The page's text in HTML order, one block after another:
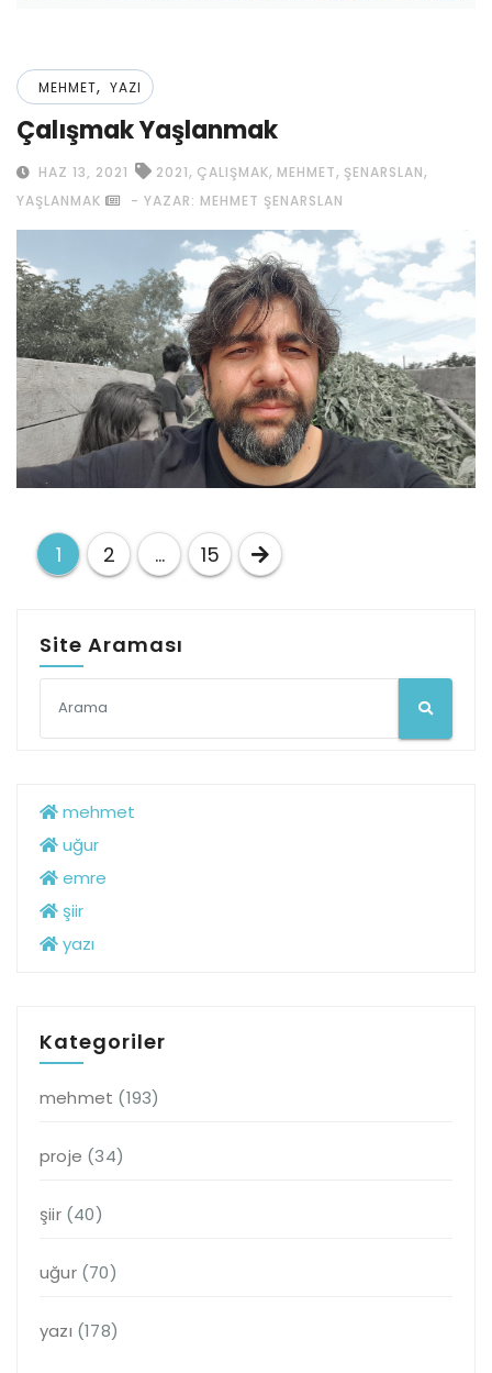
MEHMET, YAZI
Çalışmak Yaşlanmak
HAZ 13, 2021 2021, ÇALIŞMAK, MEHMET, ŞENARSLAN,
YAŞLANMAK - YAZAR: MEHMET ŞENARSLAN
Yazı
dolaşımı
1 2 … 15
Site Araması
mehmet
uğur
emre
şiir
yazı
Kategoriler
mehmet (193)
proje (34)
şiir(40)
uğur(70)
yazı (178)